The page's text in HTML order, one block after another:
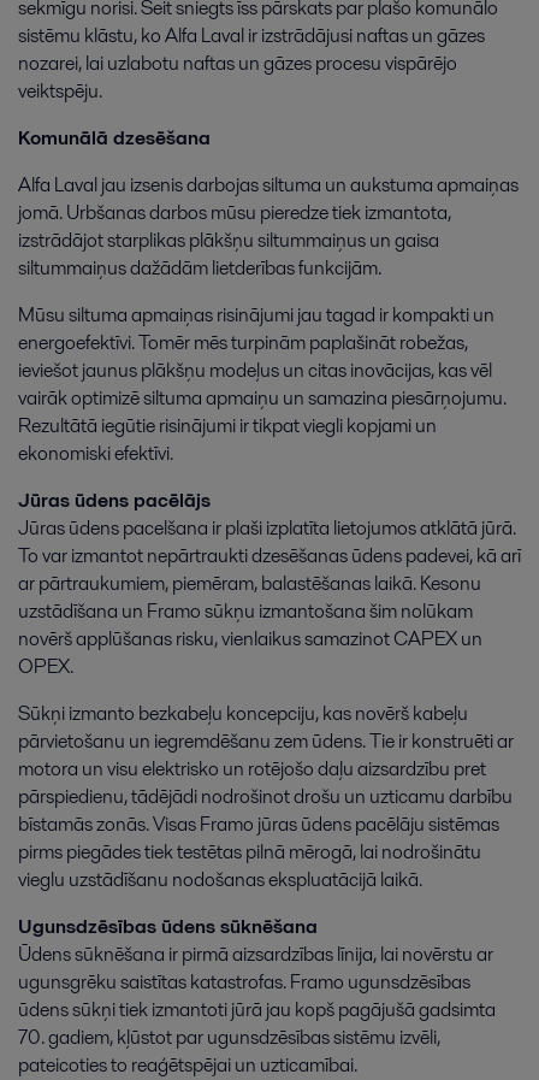
sekmīgu norisi. Šeit sniegts īss pārskats par plašo komunālo
sistēmu klāstu, ko Alfa Laval ir izstrādājusi naftas un gāzes
nozarei, lai uzlabotu naftas un gāzes procesu vispārējo
veiktspēju.
Komunālā dzesēšana
Alfa Laval jau izsenis darbojas siltuma un aukstuma apmaiņas
jomā. Urbšanas darbos mūsu pieredze tiek izmantota,
izstrādājot starplikas plākšņu siltummaiņus un gaisa
siltummaiņus dažādām lietderības funkcijām.
Mūsu siltuma apmaiņas risinājumi jau tagad ir kompakti un
energoefektīvi. Tomēr mēs turpinām paplašināt robežas,
ieviešot jaunus plākšņu modeļus un citas inovācijas, kas vēl
vairāk optimizē siltuma apmaiņu un samazina piesārņojumu.
Rezultātā iegūtie risinājumi ir tikpat viegli kopjami un
ekonomiski efektīvi.
Jūras ūdens pacēlājs
Jūras ūdens pacelšana ir plaši izplatīta lietojumos atklātā jūrā.
To var izmantot nepārtraukti dzesēšanas ūdens padevei, kā arī
ar pārtraukumiem, piemēram, balastēšanas laikā. Kesonu
uzstādīšana un Framo sūkņu izmantošana šim nolūkam
novērš applūšanas risku, vienlaikus samazinot CAPEX un
OPEX.
Sūkņi izmanto bezkabeļu koncepciju, kas novērš kabeļu
pārvietošanu un iegremdēšanu zem ūdens. Tie ir konstruēti ar
motora un visu elektrisko un rotējošo daļu aizsardzību pret
pārspiedienu, tādējādi nodrošinot drošu un uzticamu darbību
bīstamās zonās. Visas Framo jūras ūdens pacēlāju sistēmas
pirms piegādes tiek testētas pilnā mērogā, lai nodrošinātu
vieglu uzstādīšanu nodošanas ekspluatācijā laikā.
Ugunsdzēsības ūdens sūknēšana
Ūdens sūknēšana ir pirmā aizsardzības līnija, lai novērstu ar
ugunsgrēku saistītas katastrofas. Framo ugunsdzēsības
ūdens sūkņi tiek izmantoti jūrā jau kopš pagājušā gadsimta
70. gadiem, kļūstot par ugunsdzēsības sistēmu izvēli,
pateicoties to reaģētspējai un uzticamībai.